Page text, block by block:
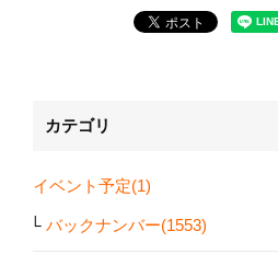
カテゴリ
イベント予定(1)
バックナンバー(1553)